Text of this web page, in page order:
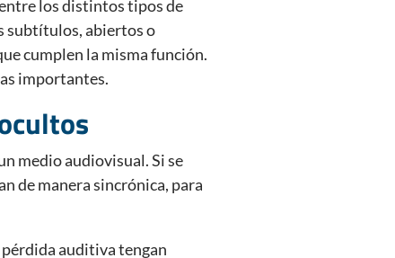
los distintos tipos de
subtítulos, abiertos o
cumplen la misma función.
importantes.
medio audiovisual. Si se
de manera sincrónica, para
auditiva tengan